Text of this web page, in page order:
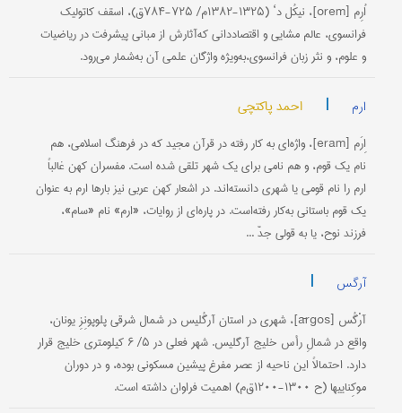
اُرِم [orem]، نیکُل د‘ (۱۳۲۵-۱۳۸۲م/ ۷۲۵-۷۸۴ق)، اسقف کاتولیک
فرانسوی، عالم مشایی و اقتصاددانی که‌آثارش از مبانی پیشرفت در ریاضیات
و علوم، و نثر زبان فرانسوی،به‌ویژه واژگان علمی آن به‌شمار می‌رود.
ارم | احمد پاکتچی
اِرَم [eram]، واژه‌ای به کار رفته در قرآن مجید که در فرهنگ اسلامی، هم
نام یک قوم، و هم نامی برای یک شهر تلقی شده است. مفسران کهن غالباً
ارم را نام قومی یا شهری دانسته‌اند. در اشعار کهن عربی نیز بارها ارم به عنوان
یک قوم باستانی به‌کار رفته‌است. در پاره‌ای از روایات، «ارم» نام «سام»،
فرزند نوح، یا به قولی جدّ ...
آرگس |
آرْگُس [ārgos]، شهری در استان آرگُلیس در شمال شرقی پلوپونِزِ یونان،
واقع در شمالِ رأس خلیج آرگلیس. شهر فعلی در ۵/ ۶ کیلومتری خلیج قرار
دارد. احتمالاً این ناحیه از عصر مفرغ پیشین مسکونی بوده، و در دوران
موکِناییها (ح ۱۳۰۰-۱۲۰۰ق‌م) اهمیت فراوان داشته است.